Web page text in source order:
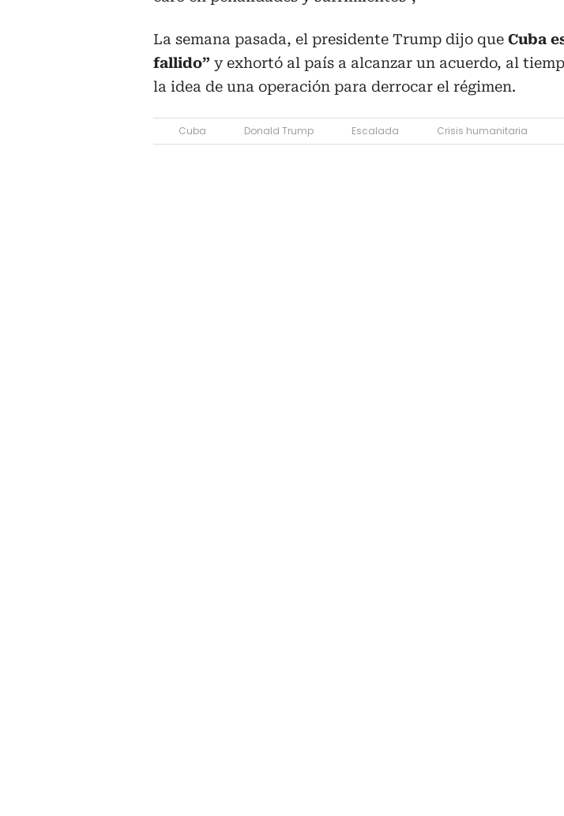
La semana pasada, el presidente Trump dijo que Cuba
fallido” y exhortó al país a alcanzar un acuerdo, al
la idea de una operación para derrocar el régimen.
Cuba Donald Trump Escalada Crisis humanitaria